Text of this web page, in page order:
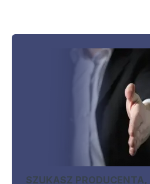
SZUKASZ PRODUCENTA,